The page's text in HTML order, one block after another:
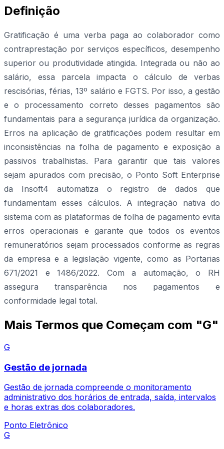
Definição
Gratificação é uma verba paga ao colaborador como
contraprestação por serviços específicos, desempenho
superior ou produtividade atingida. Integrada ou não ao
salário, essa parcela impacta o cálculo de verbas
rescisórias, férias, 13º salário e FGTS. Por isso, a gestão
e o processamento correto desses pagamentos são
fundamentais para a segurança jurídica da organização.
Erros na aplicação de gratificações podem resultar em
inconsistências na folha de pagamento e exposição a
passivos trabalhistas. Para garantir que tais valores
sejam apurados com precisão, o Ponto Soft Enterprise
da Insoft4 automatiza o registro de dados que
fundamentam esses cálculos. A integração nativa do
sistema com as plataformas de folha de pagamento evita
erros operacionais e garante que todos os eventos
remuneratórios sejam processados conforme as regras
da empresa e a legislação vigente, como as Portarias
671/2021 e 1486/2022. Com a automação, o RH
assegura transparência nos pagamentos e
conformidade legal total.
Mais Termos que Começam com "G"
G
Gestão de jornada
Gestão de jornada compreende o monitoramento
administrativo dos horários de entrada, saída, intervalos
e horas extras dos colaboradores.
Ponto Eletrônico
G